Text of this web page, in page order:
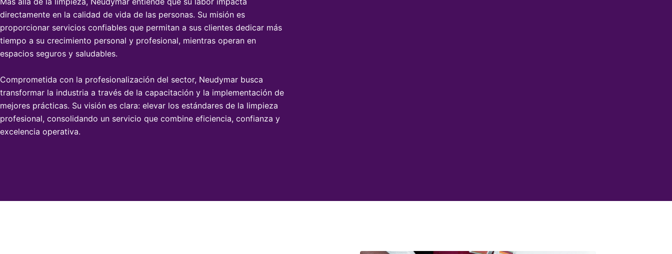
directamente en la calidad de vida de las personas. Su misión es
proporcionar servicios confiables que permitan a sus clientes dedicar más
tiempo a su crecimiento personal y profesional, mientras operan en
espacios seguros y saludables.
Comprometida con la profesionalización del sector, Neudymar busca
transformar la industria a través de la capacitación y la implementación de
mejores prácticas. Su visión es clara: elevar los estándares de la limpieza
profesional, consolidando un servicio que combine eficiencia, confianza y
excelencia operativa.